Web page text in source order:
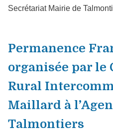
Secrétariat Mairie de
Permanence
organisée par le
Rural
Maillard à
Talmontiers